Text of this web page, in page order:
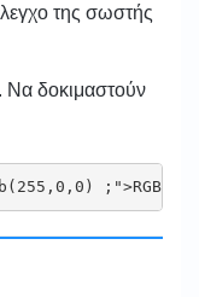
της σωστής
Να δοκιμαστούν
;">RGB